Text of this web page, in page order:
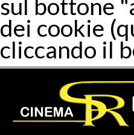
sul bottone
dei cookie
cliccando il